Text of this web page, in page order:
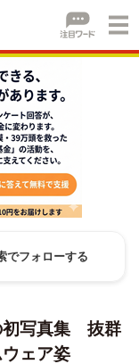
でフォローする
初写真集 抜群
ェア姿